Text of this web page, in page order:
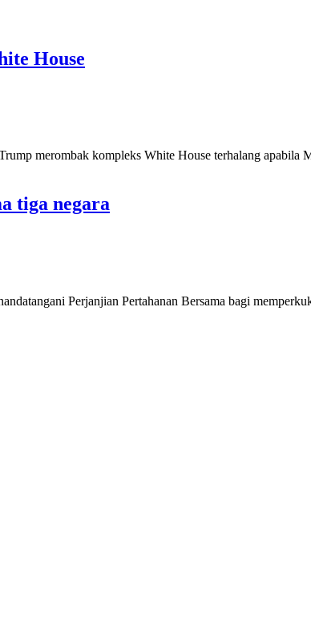
House
merombak kompleks White House terhalang apabila
tiga negara
Perjanjian Pertahanan Bersama bagi